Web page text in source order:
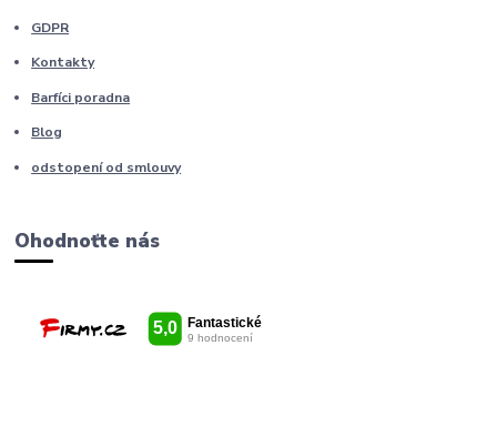
GDPR
Kontakty
Barfíci poradna
Blog
odstopení od smlouvy
Ohodnoťte nás